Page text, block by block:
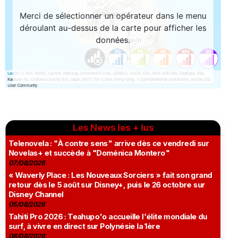
Les News les + lus
Telenovela : "À contre sens" arrive dès ce vendredi sur
Novelas+ et succède à "Doménica Montero"
07/08/2026
« Waverly Place : Les Nouveaux Sorciers » fait son grand
retour dès le 5 août sur Disney+, puis le 26 octobre sur
Disney Channel
05/08/2026
Tahiti Pro 2026 : Teahupo'o accueille l'élite mondiale du
surf, à vivre en direct sur Polynésie la 1ère
08/08/2026